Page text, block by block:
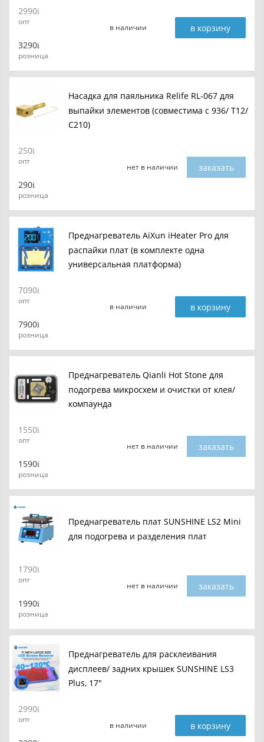
2990
опт
3290
розница
в наличии в корзину
Насадка для паяльника Relife RL-067 для
выпайки элементов (совместима с 936/ T12/
C210)
250
опт
290
розница
нет в наличии заказать
Преднагреватель AiXun iHeater Pro для
распайки плат (в комплекте одна
универсальная платформа)
7090
опт
7900
розница
в наличии в корзину
Преднагреватель Qianli Hot Stone для
подогрева микросхем и очистки от клея/
компаунда
1550
опт
1590
розница
нет в наличии заказать
Преднагреватель плат SUNSHINE LS2 Mini
для подогрева и разделения плат
1790
опт
1990
розница
нет в наличии заказать
Преднагреватель для расклеивания
дисплеев/ задних крышек SUNSHINE LS3
Plus, 17"
2990
опт
в наличии в корзину